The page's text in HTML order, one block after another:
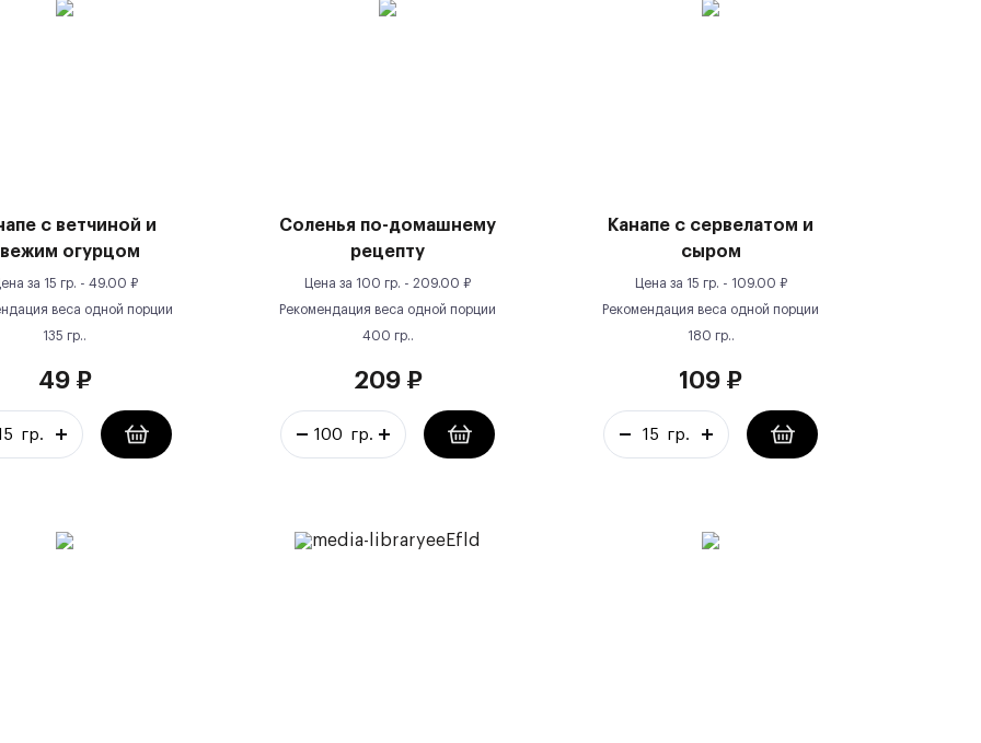
с ветчиной и
огурцом
за 15 гр. - 49.00 ₽
веса одной порции
135 гр..
49₽
Соленья по-домашнему
рецепту
Цена за 100 гр. - 209.00 ₽
Рекомендация веса одной порции
400 гр..
209₽
Канапе с сервелатом и
сыром
Цена за 15 гр. - 109.00 ₽
Рекомендация веса одной порции
180 гр..
109 ₽